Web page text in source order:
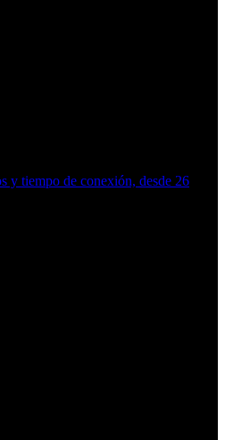
y tiempo de conexión, desde 26